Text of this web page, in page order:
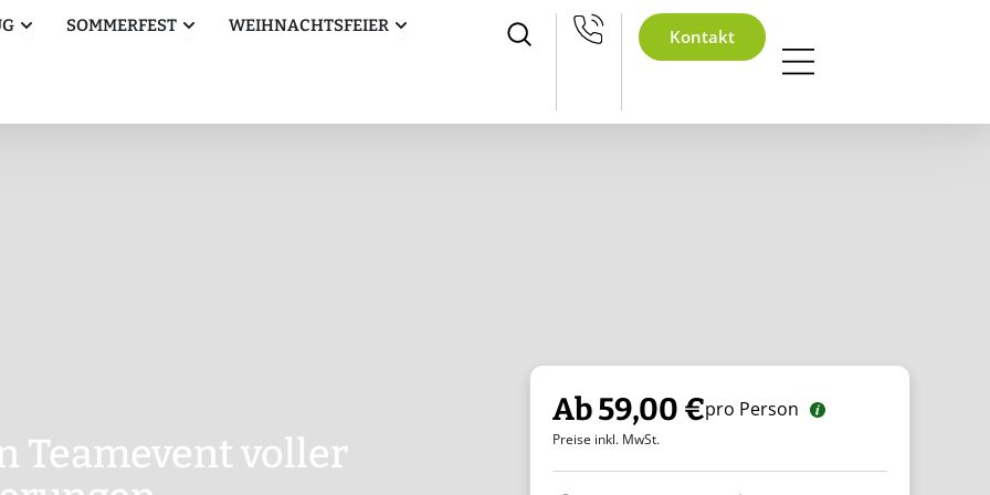
Öffne Betriebsausflug
SOMMERFEST Öffne Sommerfest
WEIHNACHTSFEIER Öffne Weihnachtsfeier
Kontakt
Teamevent voller
Ab 59,00 €pro Person
Preise inkl. MwSt.